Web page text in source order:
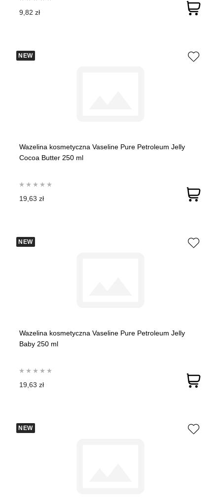
9,82 zł
NEW
Wazelina kosmetyczna Vaseline Pure Petroleum Jelly
Cocoa Butter 250 ml
19,63 zł
NEW
Wazelina kosmetyczna Vaseline Pure Petroleum Jelly
Baby 250 ml
19,63 zł
NEW